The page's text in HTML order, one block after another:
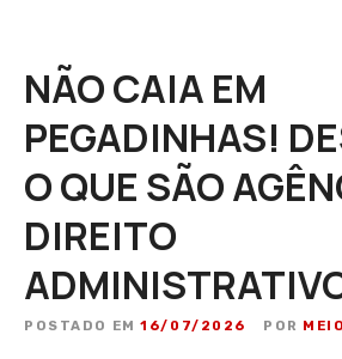
NÃO CAIA EM
PEGADINHAS!
O QUE SÃO
DIREITO
POSTADO EM 16/07/2026 POR